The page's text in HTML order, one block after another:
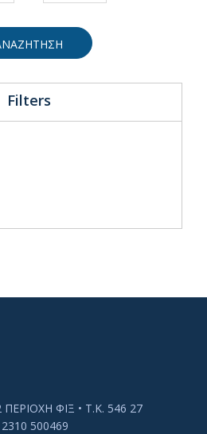
Filters
ΦΙΞ • Τ.Κ. 546 27
500469